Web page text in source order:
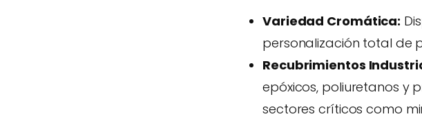
Variedad Cromática:
personalización total de
Recubrimientos
epóxicos, poliuretanos y
sectores críticos como